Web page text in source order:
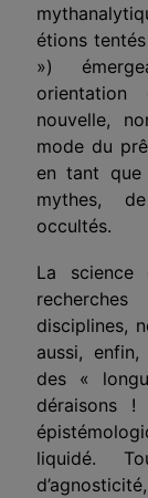
étions
»)
orientation
nouvelle,
mode du
en tant que
mythes,
occultés.
La science
disciplines,
aussi,
des «
déraisons
liquidé.